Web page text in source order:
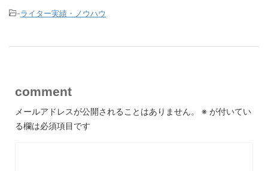
-ライター実績・ノウハウ
comment
メールアドレスが公開されることはありません。 ※ が付いてい
る欄は必須項目です